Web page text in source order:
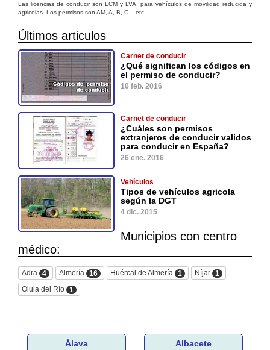
Las licencias de conducir son LCM y LVA, para vehículos de movilidad reducida y
agricolas. Los permisos son AM, A, B, C... etc.
Últimos articulos
Carnet de conducir
¿Qué significan los códigos en
el permiso de conducir?
10 feb. 2016
Carnet de conducir
¿Cuáles son permisos
extranjeros de conducir validos
para conducir en España?
26 ene. 2016
Vehículos
Tipos de vehículos agricola
según la DGT
4 dic. 2015
Municipios con centro
médico:
Adra 4 Almería 16 Huércal de Almería 1 Níjar 1
Olula del Río 1
Álava Albacete